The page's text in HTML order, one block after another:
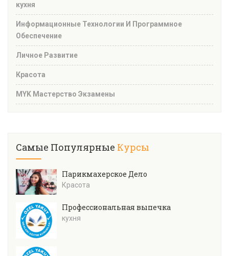
кухня
Информационные Технологии И Программное
Обеспечение
Личное Развитие
Красота
MYK Мастерство Экзамены
Самые Популярные Курсы
Парикмахерское Дело
Красота
Профессиональная выпечка
кухня